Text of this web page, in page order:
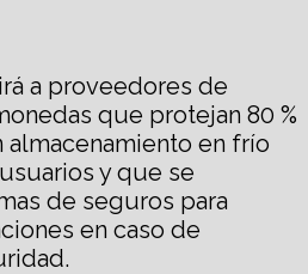
a proveedores de
que protejan 80 %
en frío
y que se
de seguros para
en caso de